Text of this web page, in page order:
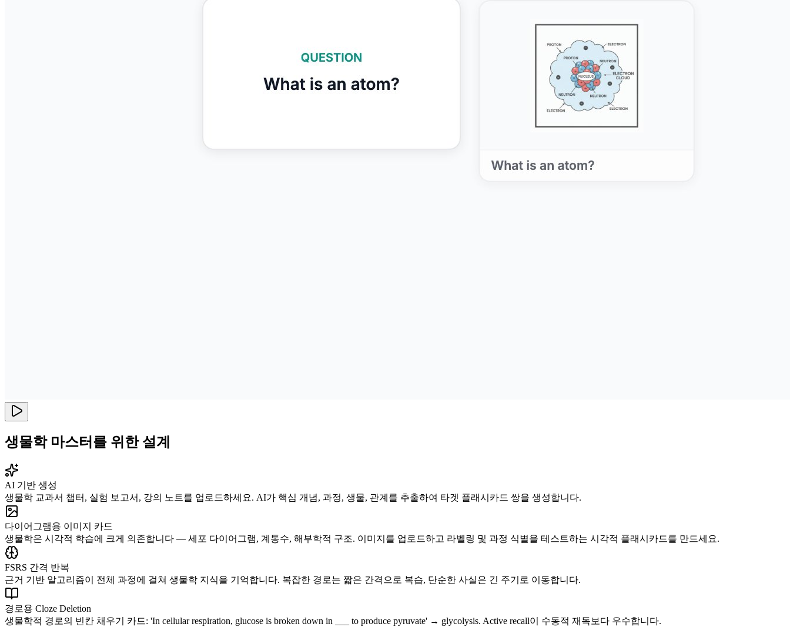
생물학 마스터를 위한 설계
AI 기반 생성
생물학 교과서 챕터, 실험 보고서, 강의 노트를 업로드하세요. AI가 핵심 개념, 과정, 생물, 관계를 추출하여 타겟 플래시카드 쌍을 생성합니다.
다이어그램용 이미지 카드
생물학은 시각적 학습에 크게 의존합니다 — 세포 다이어그램, 계통수, 해부학적 구조. 이미지를 업로드하고 라벨링 및 과정 식별을 테스트하는 시각적 플래시카드를 만드세요.
FSRS 간격 반복
근거 기반 알고리즘이 전체 과정에 걸쳐 생물학 지식을 기억합니다. 복잡한 경로는 짧은 간격으로 복습, 단순한 사실은 긴 주기로 이동합니다.
경로용 Cloze Deletion
생물학적 경로의 빈칸 채우기 카드: 'In cellular respiration, glucose is broken down in ___ to produce pyruvate' → glycolysis. Active recall이 수동적 재독보다 우수합니다.